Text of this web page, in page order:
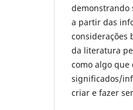
demonstrando
a partir das
considerações
da literatura
como algo que
significados/
criar e fazer